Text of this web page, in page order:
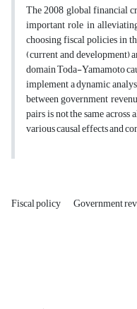
The 2008 global financial
important role in
choosing fiscal policies in
(current and development)
domain Toda-Yamamoto
implement a dynamic
between government
pairs is not the same
various causal effects and
Fiscal policy Government